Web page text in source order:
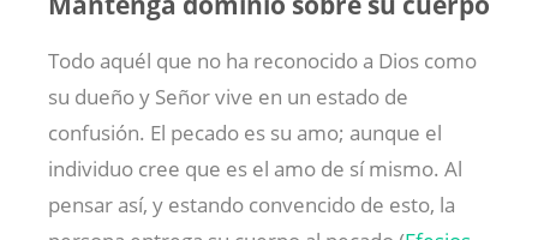
Todo aquél que no ha reconocido a Dios como
su dueño y Señor vive en un estado de
confusión. El pecado es su amo; aunque el
individuo cree que es el amo de sí mismo. Al
pensar así, y estando convencido de esto, la